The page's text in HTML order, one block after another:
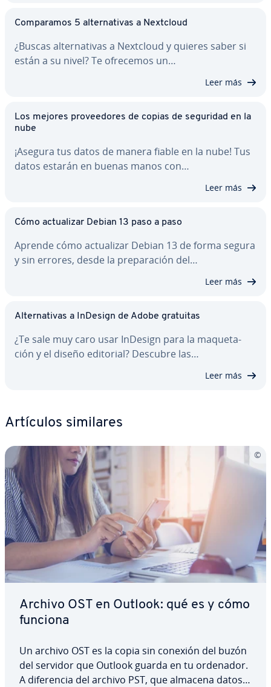
Co­m­pa­ra­mos 5 al­te­r­na­ti­vas a Nextcloud
¿Buscas al­te­r­na­ti­vas a Nextcloud y quieres saber si
están a su nivel? Te ofrecemos un…
Leer más
Los mejores pro­vee­do­res de copias de seguridad en la
nube
¡Asegura tus datos de manera fiable en la nube! Tus
datos estarán en buenas manos con…
Leer más
Cómo ac­tua­li­zar Debian 13 paso a paso
Aprende cómo ac­tua­li­zar Debian 13 de forma segura
y sin errores, desde la pre­pa­ra­ción del…
Leer más
Al­te­r­na­ti­vas a InDesign de Adobe gratuitas
¿Te sale muy caro usar InDesign para la ma­que­ta­
ción y el diseño editorial? Descubre las…
Leer más
Artículos similares
Archivo OST en Outlook: qué es y cómo
funciona
Un archivo OST es la copia sin conexión del buzón
del servidor que Outlook guarda en tu ordenador.
A di­fe­re­n­cia del archivo PST, que almacena datos